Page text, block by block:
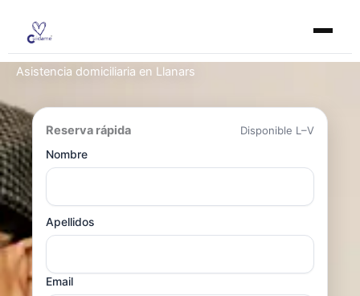
contenido
Asistencia domiciliaria en Llanars
Reserva rápida
Disponible L–V
Nombre
Apellidos
Email